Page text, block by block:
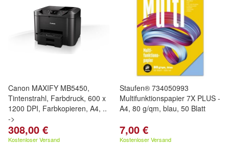
Canon MAXIFY MB5450,
Tintenstrahl, Farbdruck, 600 x
1200 DPI, Farbkopieren, A4, ..
->
308,00 €
Kostenloser Versand
Staufen® 734050993
Multifunktionspapier 7X PLUS -
A4, 80 g/qm, blau, 50 Blatt
7,00 €
Kostenloser Versand